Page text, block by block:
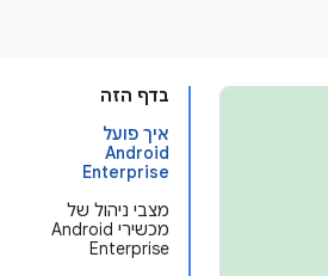
בדף הזה
איך פועל
Android
Enterprise
מצבי ניהול של
מכשירי Android
Enterprise